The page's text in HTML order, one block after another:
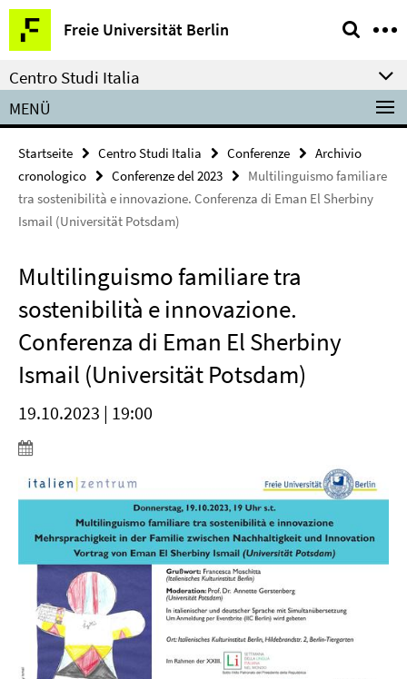
Springe
direkt
zu
Inhalt
Freie Universität Berlin
Service-
Navigation
Centro Studi Italia
MENÜ
Startseite Centro Studi Italia Conferenze
Archivio
cronologico
Conferenze del 2023
Multilinguismo familiare
tra sostenibilità e innovazione. Conferenza di Eman El Sherbiny
Ismail (Universität Potsdam)
Multilinguismo familiare tra
sostenibilità e innovazione.
Conferenza di Eman El Sherbiny
Ismail (Universität Potsdam)
19.10.2023 | 19:00